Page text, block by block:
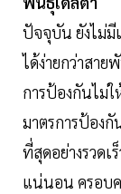
ปัจจุบัน ยังไม่
ได้ง่ายกว่าสาย
การป้องกันไม่ใ
มาตรการป้อง
ที่สุดอย่างรวด
แน่นอน ครอบค